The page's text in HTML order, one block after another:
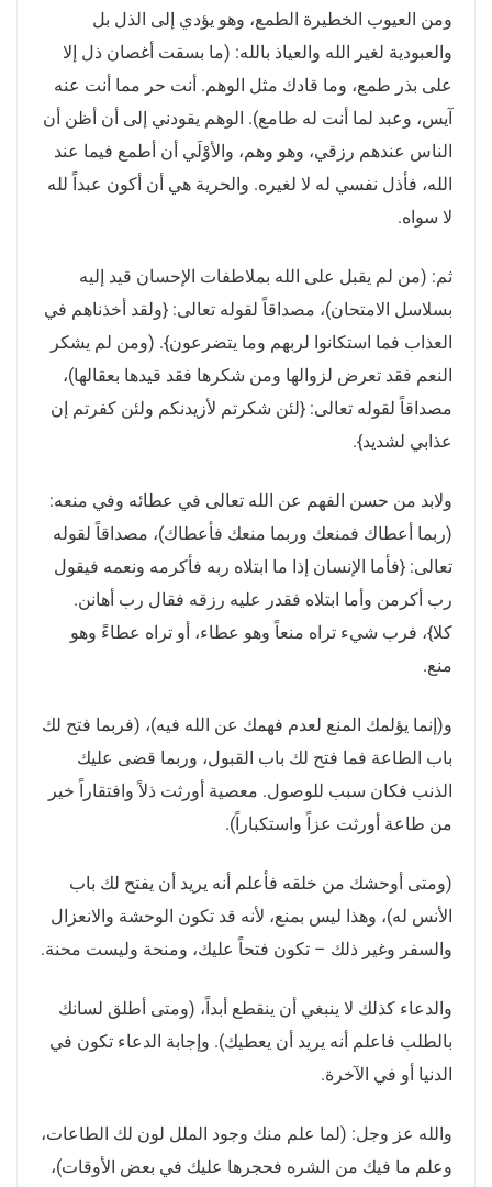
ومن العيوب الخطيرة الطمع، وهو يؤدي إلى الذل بل
والعبودية لغير الله والعياذ بالله: (ما بسقت أغصان ذل إلا
على بذر طمع، وما قادك مثل الوهم. أنت حر مما أنت عنه
آيس، وعبد لما أنت له طامع). الوهم يقودني إلى أن أظن أن
الناس عندهم رزقي، وهو وهم، والأوْلَي أن أطمع فيما عند
الله، فأذل نفسي له لا لغيره. والحرية هي أن أكون عبداً لله
لا سواه.
ثم: (من لم يقبل على الله بملاطفات الإحسان قيد إليه
بسلاسل الامتحان)، مصداقاً لقوله تعالى: {ولقد أخذناهم في
العذاب فما استكانوا لربهم وما يتضرعون}. (ومن لم يشكر
النعم فقد تعرض لزوالها ومن شكرها فقد قيدها بعقالها)،
مصداقاً لقوله تعالى: {لئن شكرتم لأزيدنكم ولئن كفرتم إن
عذابي لشديد}.
ولابد من حسن الفهم عن الله تعالى في عطائه وفي منعه:
(ربما أعطاك فمنعك وربما منعك فأعطاك)، مصداقاً لقوله
تعالى: {فأما الإنسان إذا ما ابتلاه ربه فأكرمه ونعمه فيقول
رب أكرمن وأما ابتلاه فقدر عليه رزقه فقال رب أهانن.
كلا}، فرب شيء تراه منعاً وهو عطاء، أو تراه عطاءً وهو
منع.
و(إنما يؤلمك المنع لعدم فهمك عن الله فيه)، (فربما فتح لك
باب الطاعة فما فتح لك باب القبول، وربما قضى عليك
الذنب فكان سبب للوصول. معصية أورثت ذلاً وافتقاراً خير
من طاعة أورثت عزاً واستكباراً).
(ومتى أوحشك من خلقه فأعلم أنه يريد أن يفتح لك باب
الأنس له)، وهذا ليس بمنع، لأنه قد تكون الوحشة والانعزال
والسفر وغير ذلك – تكون فتحاً عليك، ومنحة وليست محنة.
والدعاء كذلك لا ينبغي أن ينقطع أبداً، (ومتى أطلق لسانك
بالطلب فاعلم أنه يريد أن يعطيك). وإجابة الدعاء تكون في
الدنيا أو في الآخرة.
والله عز وجل: (لما علم منك وجود الملل لون لك الطاعات،
وعلم ما فيك من الشره فحجرها عليك في بعض الأوقات)،